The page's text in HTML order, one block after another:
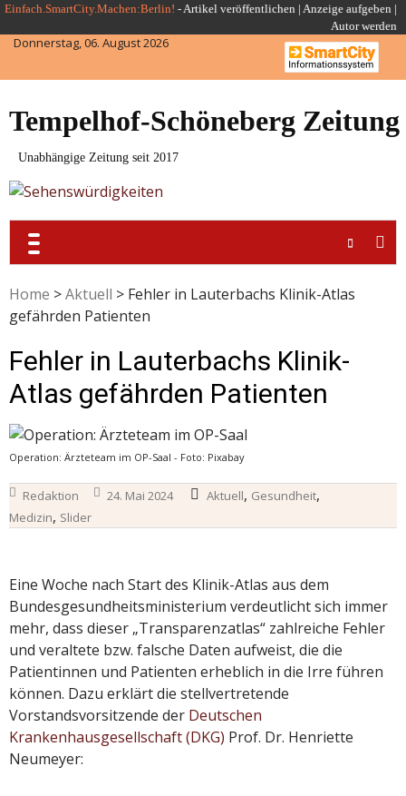
Skip
to
content
Einfach.SmartCity.Machen:Berlin! -Artikel veröffentlichen | Anzeige aufgeben |
Autor werden
Donnerstag, 06. August 2026
Tempelhof-Schöneberg Zeitung
Unabhängige Zeitung seit 2017
Home >Aktuell > Fehler in Lauterbachs Klinik-Atlas
gefährden Patienten
Fehler in Lauterbachs Klinik-
Atlas gefährden Patienten
Operation: Ärzteteam im OP-Saal - Foto: Pixabay
Redaktion 24. Mai 2024 Aktuell, Gesundheit,
Medizin, Slider
Eine Woche nach Start des Klinik-Atlas aus dem
Bundesgesundheitsministerium verdeutlicht sich immer
mehr, dass dieser „Transparenzatlas“ zahlreiche Fehler
und veraltete bzw. falsche Daten aufweist, die die
Patientinnen und Patienten erheblich in die Irre führen
können. Dazu erklärt die stellvertretende
Vorstandsvorsitzende der Deutschen
Krankenhausgesellschaft (DKG) Prof. Dr. Henriette
Neumeyer: